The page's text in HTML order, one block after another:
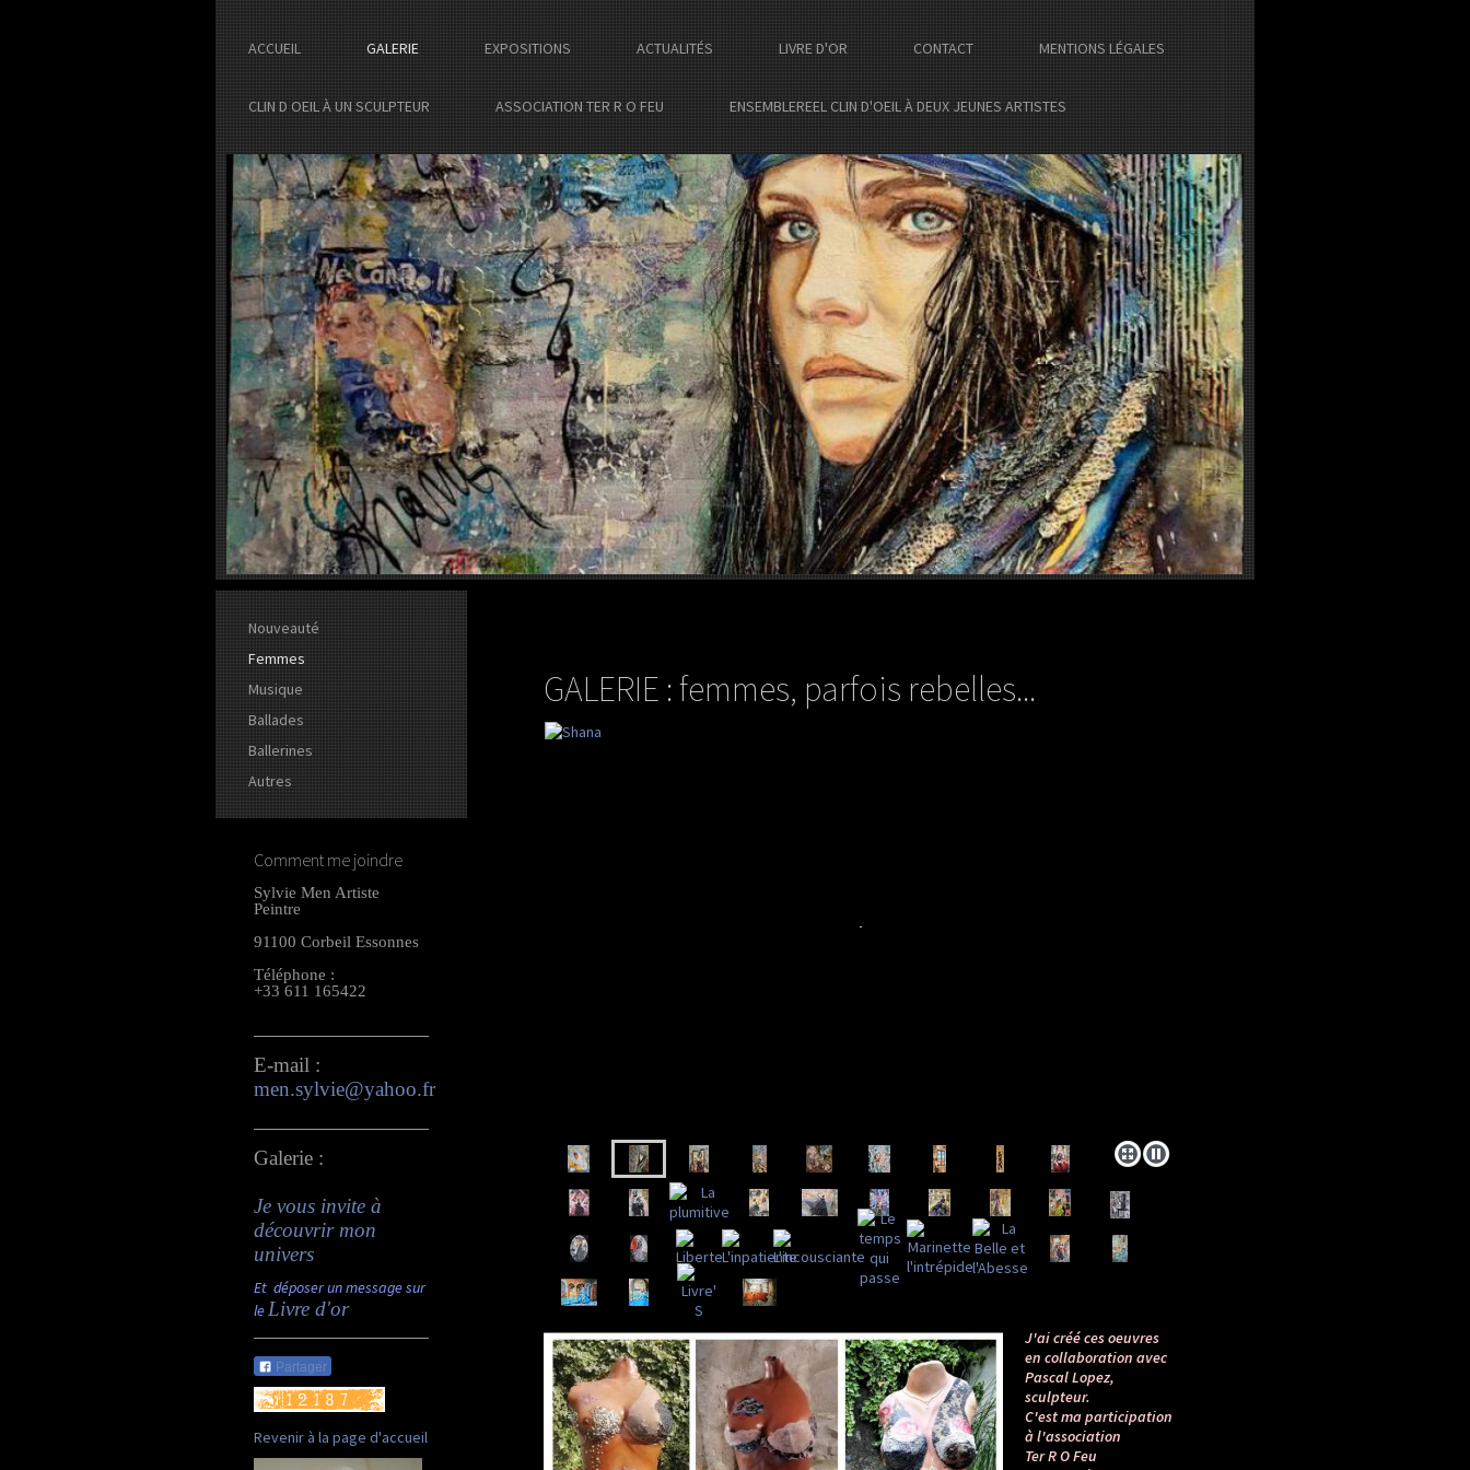
ACCUEIL GALERIE EXPOSITIONS ACTUALITÉS LIVRE D'OR CONTACT MENTIONS LÉGALES
CLIN D OEIL À UN SCULPTEUR ASSOCIATION TER R O FEU ENSEMBLEREEL CLIN D'OEIL À DEUX JEUNES ARTISTES
Nouveauté
Femmes
Musique
Ballades
Ballerines
Autres
Comment me joindre
Sylvie Men Artiste
Peintre
91100 Corbeil Essonnes
Téléphone :
+33 611 165422
E-mail :
men.sylvie@yahoo.fr
Galerie :
Je vous invite à
découvrir mon
univers
Et déposer un message sur
le Livre d'or
Partager
Revenir à la page d'accueil
GALERIE : femmes, parfois rebelles...
J'ai créé ces oeuvres
en collaboration avec
Pascal Lopez,
sculpteur.
C'est ma participation
à l'association
Ter R O Feu